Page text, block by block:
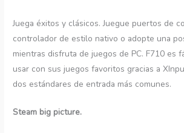
Juega éxitos y clásicos. Juegue puertos de
controlador de estilo nativo o adopte una
mientras disfruta de juegos de PC. F710 es
usar con sus juegos favoritos gracias a
dos estándares de entrada más comunes.
Steam big picture.